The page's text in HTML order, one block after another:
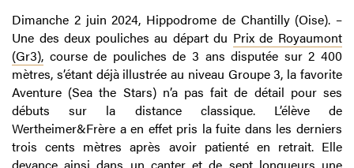
Dimanche 2 juin 2024, Hippodrome de Chantilly (Oise). –
Une des deux pouliches au départ du Prix de Royaumont
(Gr3), course de pouliches de 3 ans disputée sur 2 400
mètres, s’étant déjà illustrée au niveau Groupe 3, la favorite
Aventure (Sea the Stars) n’a pas fait de détail pour ses
débuts sur la distance classique. L’élève de
Wertheimer&Frère a en effet pris la fuite dans les derniers
trois cents mètres après avoir patienté en retrait. Elle